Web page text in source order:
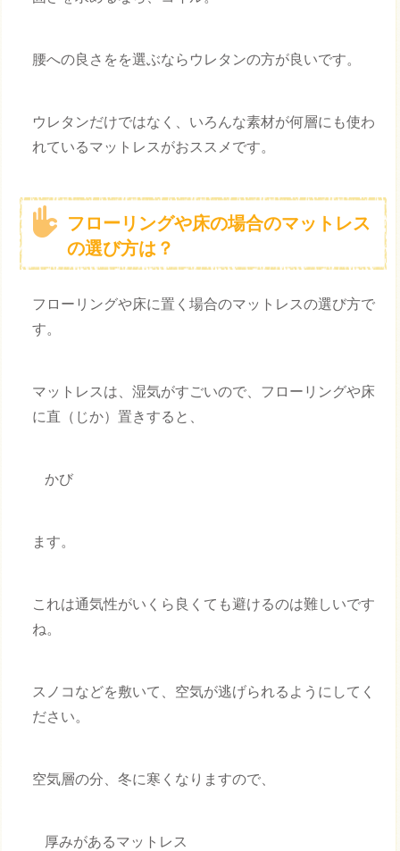
腰への良さをを選ぶならウレタンの方が良いです。
ウレタンだけではなく、いろんな素材が何層にも使わ
れているマットレスがおススメです。
フローリングや床の場合のマットレス
の選び方は？
フローリングや床に置く場合のマットレスの選び方で
す。
マットレスは、湿気がすごいので、フローリングや床
に直（じか）置きすると、
かび
ます。
これは通気性がいくら良くても避けるのは難しいです
ね。
スノコなどを敷いて、空気が逃げられるようにしてく
ださい。
空気層の分、冬に寒くなりますので、
厚みがあるマットレス